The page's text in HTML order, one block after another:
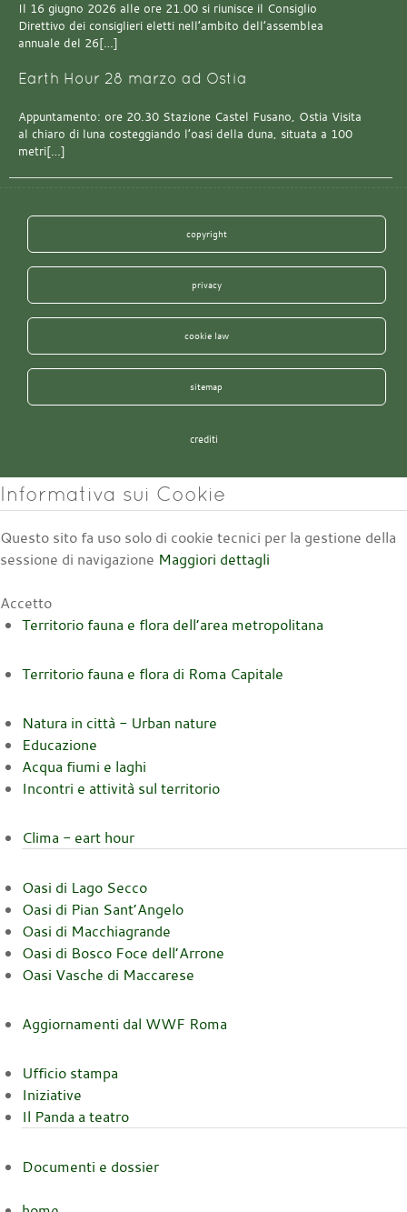
Il 16 giugno 2026 alle ore 21.00 si riunisce il Consiglio
Direttivo dei consiglieri eletti nell’ambito dell’assemblea
annuale del 26[…]
Earth Hour 28 marzo ad Ostia
Appuntamento: ore 20.30 Stazione Castel Fusano, Ostia Visita
al chiaro di luna costeggiando l’oasi della duna, situata a 100
metri[…]
copyright
privacy
cookie law
sitemap
crediti
Informativa sui Cookie
Questo sito fa uso solo di cookie tecnici per la gestione della
sessione di navigazione Maggiori dettagli
Accetto
Territorio fauna e flora dell’area metropolitana
Territorio fauna e flora di Roma Capitale
Natura in città - Urban nature
Educazione
Acqua fiumi e laghi
Incontri e attività sul territorio
Clima - eart hour
Oasi di Lago Secco
Oasi di Pian Sant’Angelo
Oasi di Macchiagrande
Oasi di Bosco Foce dell’Arrone
Oasi Vasche di Maccarese
Aggiornamenti dal WWF Roma
Ufficio stampa
Iniziative
Il Panda a teatro
Documenti e dossier